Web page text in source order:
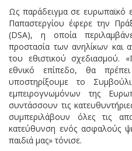
Ως παράδειγμα σε ευρωπαϊκό
Παπαστεργίου έφερε την
(DSA), η οποία
προστασία των ανηλίκων και
του εθιστικού σχεδιασμού.
εθνικό επίπεδο, θα
υποστηρίξουμε το
εμπειρογνωμόνων της
συντάσσουν τις
συμπεριλάβουν όλες τις
κατεύθυνση ενός ασφαλούς
παιδιά μας» τόνισε.